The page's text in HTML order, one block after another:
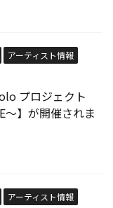
アーティスト情報
プロジェクト
〜】が開催されま
アーティスト情報